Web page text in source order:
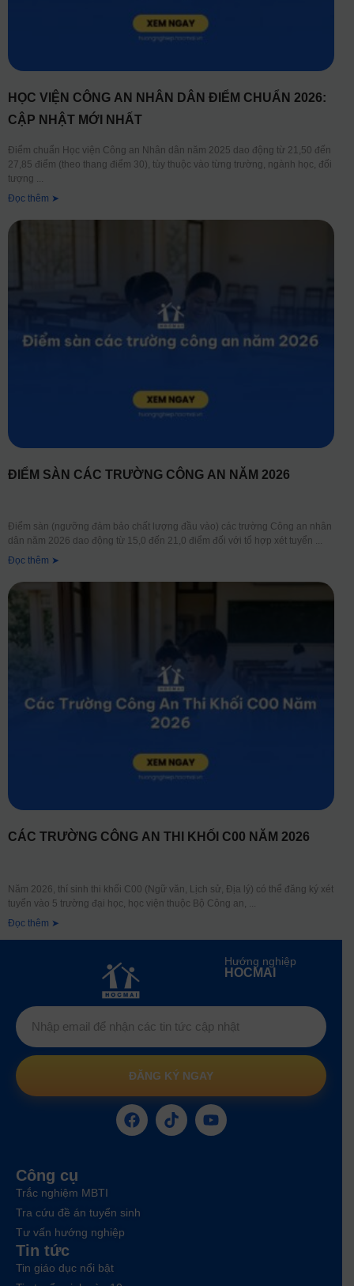
HỌC VIỆN CÔNG AN NHÂN DÂN ĐIỂM CHUẨN 2026:
CẬP NHẬT MỚI NHẤT
Điểm chuẩn Học viện Công an Nhân dân năm 2025 dao động từ 21,50 đến
27,85 điểm (theo thang điểm 30), tùy thuộc vào từng trường, ngành học, đối
tượng
Đọc thêm ➤
ĐIỂM SÀN CÁC TRƯỜNG CÔNG AN NĂM 2026
Điểm sàn (ngưỡng đảm bảo chất lượng đầu vào) các trường Công an nhân
dân năm 2026 dao động từ 15,0 đến 21,0 điểm đối với tổ hợp xét tuyển
Đọc thêm ➤
CÁC TRƯỜNG CÔNG AN THI KHỐI C00 NĂM 2026
Năm 2026, thí sinh thi khối C00 (Ngữ văn, Lịch sử, Địa lý) có thể đăng ký xét
tuyển vào 5 trường đại học, học viện thuộc Bộ Công an,
Đọc thêm ➤
Hướng nghiệp
HOCMAI
ĐĂNG KÝ NGAY
Công cụ
Trắc nghiệm MBTI
Tra cứu đề án tuyển sinh
Tư vấn hướng nghiệp
Tin tức
Tin giáo dục nổi bật